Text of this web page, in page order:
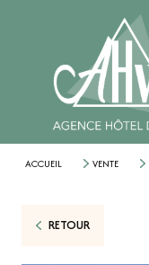
ACCUEIL VENTE
RETOUR